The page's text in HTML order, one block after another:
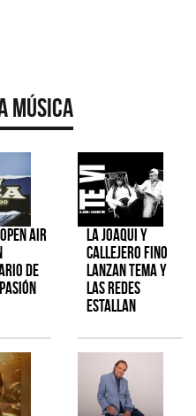
Música
Air
de
La Joaqui y
Callejero Fino
lanzan tema y
las redes
estallan